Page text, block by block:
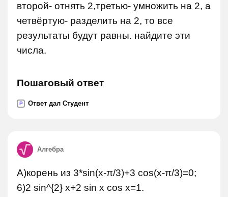
второй- отнять 2,третью- умножить на 2, а
четвёртую- разделить на 2, то все
результаты будут равны. найдите эти
числа.
Пошаговый ответ
P Ответ дал Студент
Алгебра
А)корень из 3*sin(x-π/3)+3 cos(x-π/3)=0;
6)2 sin^{2} x+2 sin x cos x=1.